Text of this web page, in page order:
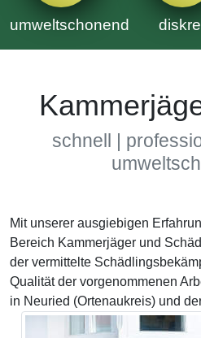
umweltschonend
schnell |
Mit unserer ausgiebigen
Bereich Kammerjäger und
der vermittelte
Qualität der vorgenommenen
in Neuried (Ortenaukreis) und